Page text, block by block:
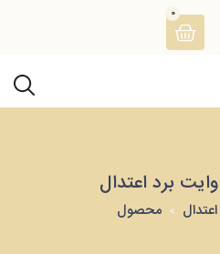
0
برد اعتدال
محصول